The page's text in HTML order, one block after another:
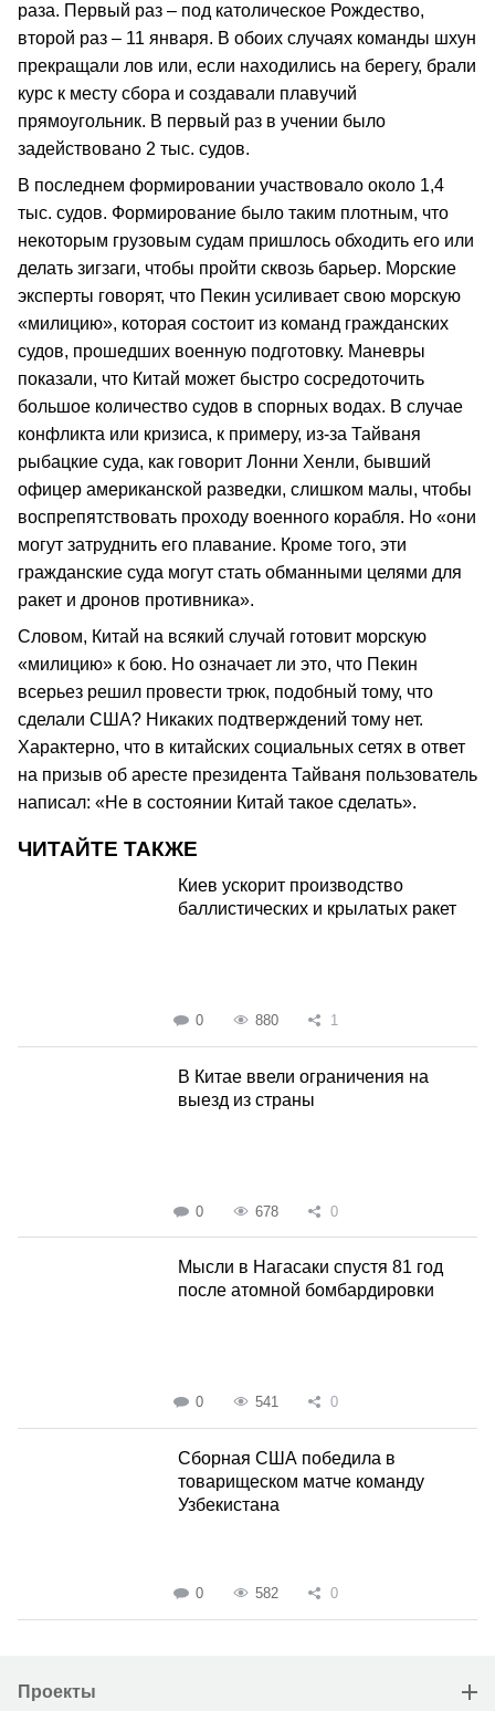
раза. Первый раз – под католическое Рождество,
второй раз – 11 января. В обоих случаях команды шхун
прекращали лов или, если находились на берегу, брали
курс к месту сбора и создавали плавучий
прямоугольник. В первый раз в учении было
задействовано 2 тыс. судов.
В последнем формировании участвовало около 1,4
тыс. судов. Формирование было таким плотным, что
некоторым грузовым судам пришлось обходить его или
делать зигзаги, чтобы пройти сквозь барьер. Морские
эксперты говорят, что Пекин усиливает свою морскую
«милицию», которая состоит из команд гражданских
судов, прошедших военную подготовку. Маневры
показали, что Китай может быстро сосредоточить
большое количество судов в спорных водах. В случае
конфликта или кризиса, к примеру, из-за Тайваня
рыбацкие суда, как говорит Лонни Хенли, бывший
офицер американской разведки, слишком малы, чтобы
воспрепятствовать проходу военного корабля. Но «они
могут затруднить его плавание. Кроме того, эти
гражданские суда могут стать обманными целями для
ракет и дронов противника».
Словом, Китай на всякий случай готовит морскую
«милицию» к бою. Но означает ли это, что Пекин
всерьез решил провести трюк, подобный тому, что
сделали США? Никаких подтверждений тому нет.
Характерно, что в китайских социальных сетях в ответ
на призыв об аресте президента Тайваня пользователь
написал: «Не в состоянии Китай такое сделать».
ЧИТАЙТЕ ТАКЖЕ
Киев ускорит производство
баллистических и крылатых ракет
0 880 1
В Китае ввели ограничения на
выезд из страны
0 678 0
Мысли в Нагасаки спустя 81 год
после атомной бомбардировки
0 541 0
Сборная США победила в
товарищеском матче команду
Узбекистана
0 582 0
Проекты